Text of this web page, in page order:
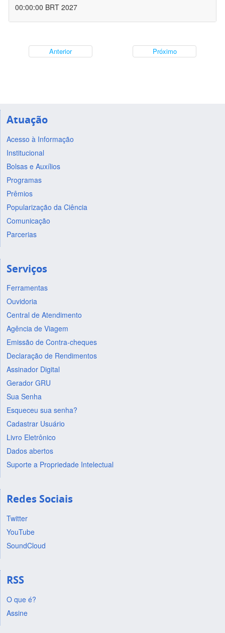
00:00:00 BRT 2027
Anterior Próximo
Atuação
Acesso à Informação
Institucional
Bolsas e Auxílios
Programas
Prêmios
Popularização da Ciência
Comunicação
Parcerias
Serviços
Ferramentas
Ouvidoria
Central de Atendimento
Agência de Viagem
Emissão de Contra-cheques
Declaração de Rendimentos
Assinador Digital
Gerador GRU
Sua Senha
Esqueceu sua senha?
Cadastrar Usuário
Livro Eletrônico
Dados abertos
Suporte a Propriedade Intelectual
Redes Sociais
Twitter
YouTube
SoundCloud
RSS
O que é?
Assine